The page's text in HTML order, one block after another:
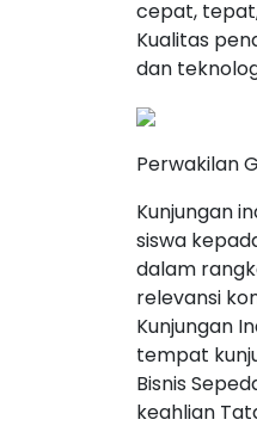
cepat,
Kualitas
dan
Perwakilan
Kunjungan
siswa
dalam
relevansi
Kunjungan
tempat
Bisnis
keahlian